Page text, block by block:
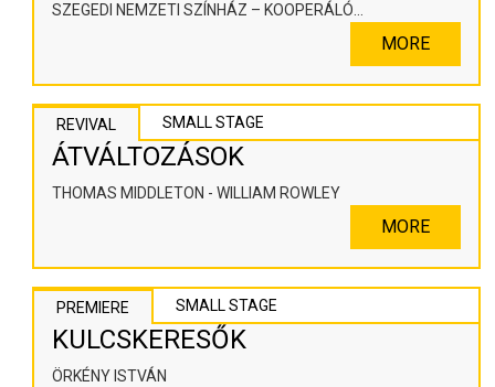
SZEGEDI NEMZETI SZÍNHÁZ – KOOPERÁLÓ
MORE
REVIVAL SMALL STAGE
ÁTVÁLTOZÁSOK
THOMAS MIDDLETON - WILLIAM ROWLEY
MORE
PREMIERE SMALL STAGE
KULCSKERESŐK
ÖRKÉNY ISTVÁN